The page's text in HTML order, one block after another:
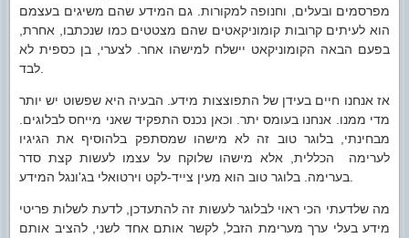
מפרסמים ובעלים, וחנופה למקורות. גם המידע שהם משיגים בעצמם
הוא לעיתים קרובות קומוניקאטים שהם מצטטים כמו שנכתבו, אחרת,
בפעם הבאה הקומוניקאט יישלח למישהו אחר. לצערי, בן כספית לא
אז אנחנו חיים בעידן של התפוצצות מידע. הבעיה היא שפשוט יש יותר
מדי ממנו. אנחנו בעומס יתר. וכאן נכנס התפקיד שאני מייחס לבלוגים.
מבחינתי, בלוגר טוב זה לא מישהו שמסתפק בלהוסיף את הגיגיו
לערימה הכללית, אלא מישהו שלוקח על עצמו לעשות קצת סדר
מה שלדעתי הכי ראוי לבלוגר לעשות זה להתעדכן, לדעת לשלות פריטי
מידע בעלי ערך מערימת הזבל, לקשר אותם אחד לשני, להציב אותם